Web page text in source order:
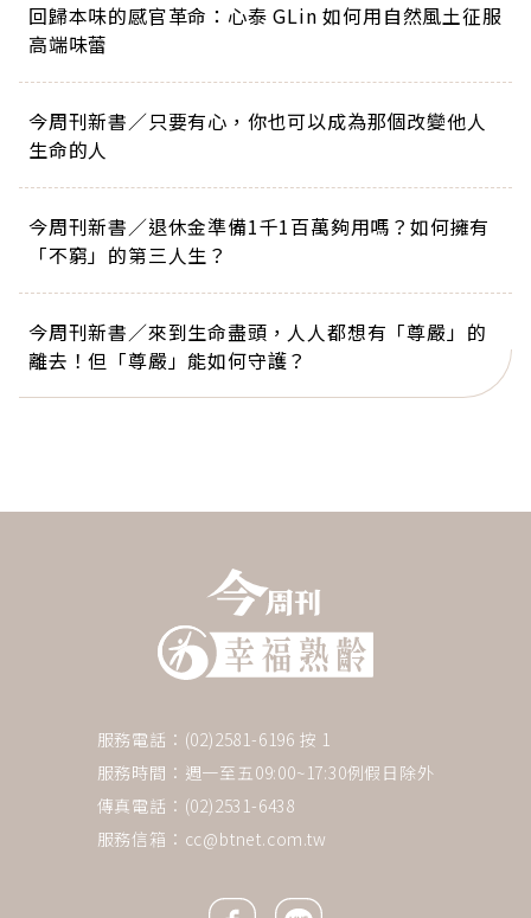
回歸本味的感官革命：心泰 GLin 如何用自然風土征服
高端味蕾
今周刊新書／只要有心，你也可以成為那個改變他人
生命的人
今周刊新書／退休金準備1千1百萬夠用嗎？如何擁有
「不窮」的第三人生？
今周刊新書／來到生命盡頭，人人都想有「尊嚴」的
離去！但「尊嚴」能如何守護？
服務電話：(02)2581-6196 按 1
服務時間：週一至五09:00~17:30例假日除外
傳真電話：(02)2531-6438
服務信箱： cc@btnet.com.tw
Facebook icon
Line icon